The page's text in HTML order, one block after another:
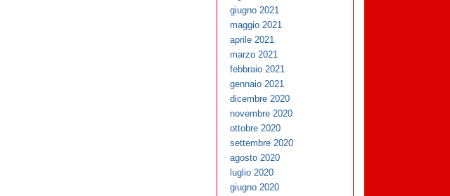
giugno 2021
maggio 2021
aprile 2021
marzo 2021
febbraio 2021
gennaio 2021
dicembre 2020
novembre 2020
ottobre 2020
settembre 2020
agosto 2020
luglio 2020
giugno 2020